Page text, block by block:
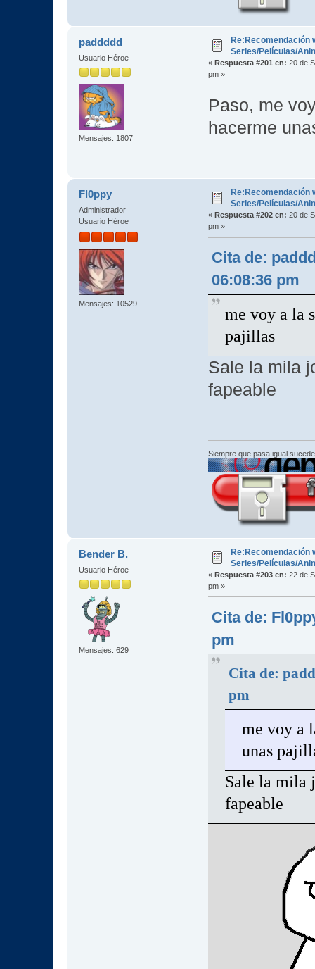
paddddd
Usuario Héroe
Mensajes: 1807
Re:Recomendación
Series/Películas/
« Respuesta #201 en: 20 de
pm »
Paso, me
hacerme
Fl0ppy
Administrador
Usuario Héroe
Mensajes: 10529
Re:Recomendación
Series/Películas/
« Respuesta #202 en: 20 de
pm »
Cita de:
06:08:36 pm
me voy a la
pajillas
Sale la mila
fapeable
Siempre que pasa igual
Bender B.
Usuario Héroe
Mensajes: 629
Re:Recomendación
Series/Películas/
« Respuesta #203 en: 22 de
pm »
Cita de:
pm
Cita de:
pm
me voy a
unas
Sale la mila
fapeable